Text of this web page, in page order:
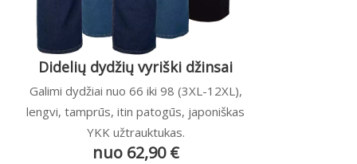
Didelių dydžių vyriški džinsai
Galimi dydžiai nuo 66 iki 98 (3XL-12XL),
lengvi, tamprūs, itin patogūs, japoniškas
YKK užtrauktukas.
nuo 62,90 €